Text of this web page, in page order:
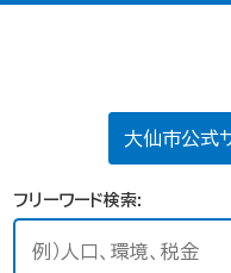
大仙市公式
フリーワード検索